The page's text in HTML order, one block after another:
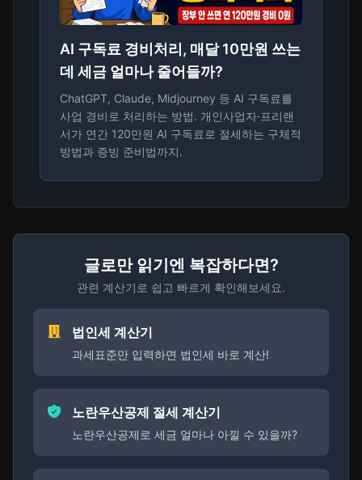
AI 구독료 경비처리, 매달 10만원 쓰는
데 세금 얼마나 줄어들까?
ChatGPT, Claude, Midjourney 등 AI 구독료를
사업 경비로 처리하는 방법. 개인사업자·프리랜
서가 연간 120만원 AI 구독료로 절세하는 구체적
방법과 증빙 준비법까지.
글로만 읽기엔 복잡하다면?
관련 계산기로 쉽고 빠르게 확인해보세요.
법인세 계산기
과세표준만 입력하면 법인세 바로 계산!
노란우산공제 절세 계산기
노란우산공제로 세금 얼마나 아낄 수 있을까?